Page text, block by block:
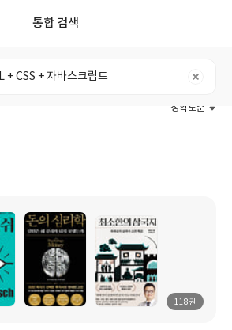
통합 검색
뷰 리스트
정확도순
118권